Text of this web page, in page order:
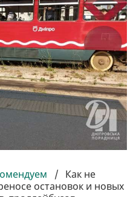
/ Как не
остановок и новых